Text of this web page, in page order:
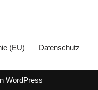
(EU)
Datenschutz
WordPress